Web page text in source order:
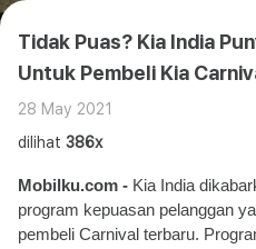
Tidak Puas? Kia India
Untuk Pembeli Kia
28 May 2021
dilihat 386x
Mobilku.com - Kia India
program kepuasan pelanggan
pembeli Carnival terbaru.